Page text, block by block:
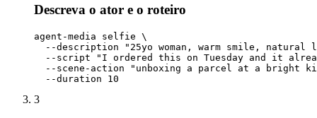
Descreva o ator e o roteiro
agent-media selfie \
--description "25yo woman, warm smile, natural
--script "I ordered this on Tuesday and it
--scene-action "unboxing a parcel at a bright
  --duration 10
3